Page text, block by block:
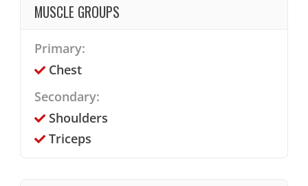
MUSCLE GROUPS
Primary:
Chest
Secondary:
Shoulders
Triceps